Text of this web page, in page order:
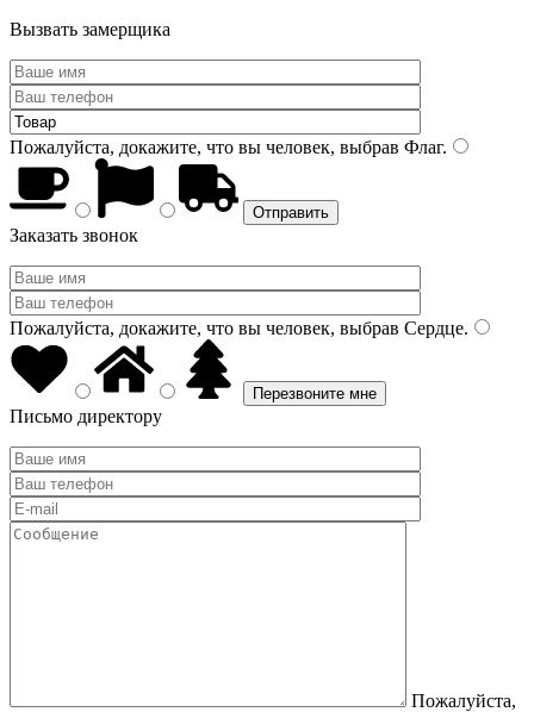
Вызвать замерщика
Пожалуйста, докажите, что вы человек, выбрав Флаг.
Заказать звонок
Пожалуйста, докажите, что вы человек, выбрав Сердце.
Письмо директору
Пожалуйста,